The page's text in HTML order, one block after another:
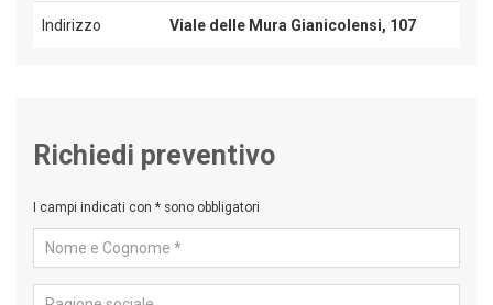
Indirizzo Viale delle Mura Gianicolensi, 107
Richiedi preventivo
I campi indicati con * sono obbligatori